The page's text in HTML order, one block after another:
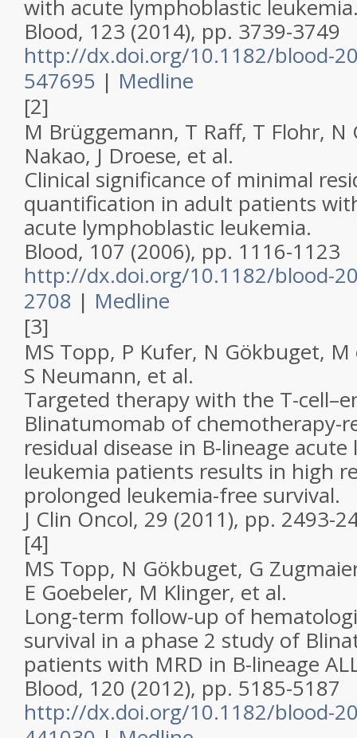
with acute lymphoblastic
Blood, 123 (2014), pp. 3739-3749
http://dx.doi.org/10.1182/blood-
547695 | Medline
[2]
M Brüggemann, T Raff, T Flohr,
Nakao, J Droese, et al.
Clinical significance of minimal
quantification in adult patients
acute lymphoblastic leukemia.
Blood, 107 (2006), pp. 1116-1123
http://dx.doi.org/10.1182/blood-
2708 | Medline
[3]
MS Topp, P Kufer, N Gökbuget,
S Neumann, et al.
Targeted therapy with the T-
Blinatumomab of chemotherapy-
residual disease in B-lineage
leukemia patients results in high
prolonged leukemia-free survival.
J Clin Oncol, 29 (2011), pp. 2493-
[4]
MS Topp, N Gökbuget, G
E Goebeler, M Klinger, et al.
Long-term follow-up of
survival in a phase 2 study of
patients with MRD in B-lineage
Blood, 120 (2012), pp. 5185-5187
http://dx.doi.org/10.1182/blood-